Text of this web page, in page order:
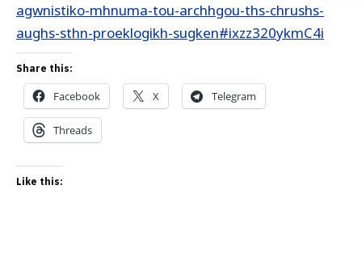
agwnistiko-mhnuma-tou-archhgou-ths-chrushs-
aughs-sthn-proeklogikh-sugken#ixzz320ykmC4i
Share this:
Facebook X Telegram
Threads
Like this: